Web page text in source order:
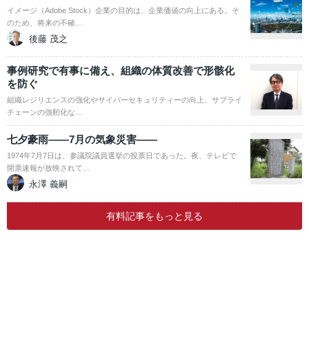
イメージ（Adobe Stock）企業の目的は、企業価値の向上にある。そ
のため、将来の不確…
後藤 茂之
事例研究で有事に備え、組織の体質改善で形骸化
を防ぐ
組織レジリエンスの強化やサイバーセキュリティーの向上、サプライ
チェーンの強靭化な…
七夕豪雨――7月の気象災害――
1974年7月7日は、参議院議員選挙の投票日であった。夜、テレビで
開票速報が放映されて…
永澤 義嗣
有料記事をもっと見る